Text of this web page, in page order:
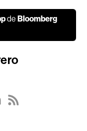
deBloomberg